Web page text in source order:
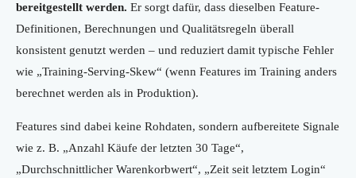
bereitgestellt werden. Er sorgt dafür, dass dieselben Feature-
Definitionen, Berechnungen und Qualitätsregeln überall
konsistent genutzt werden – und reduziert damit typische Fehler
wie „Training-Serving-Skew“ (wenn Features im Training anders
berechnet werden als in Produktion).
Features sind dabei keine Rohdaten, sondern aufbereitete Signale
wie z. B. „Anzahl Käufe der letzten 30 Tage“,
„Durchschnittlicher Warenkorbwert“, „Zeit seit letztem Login“